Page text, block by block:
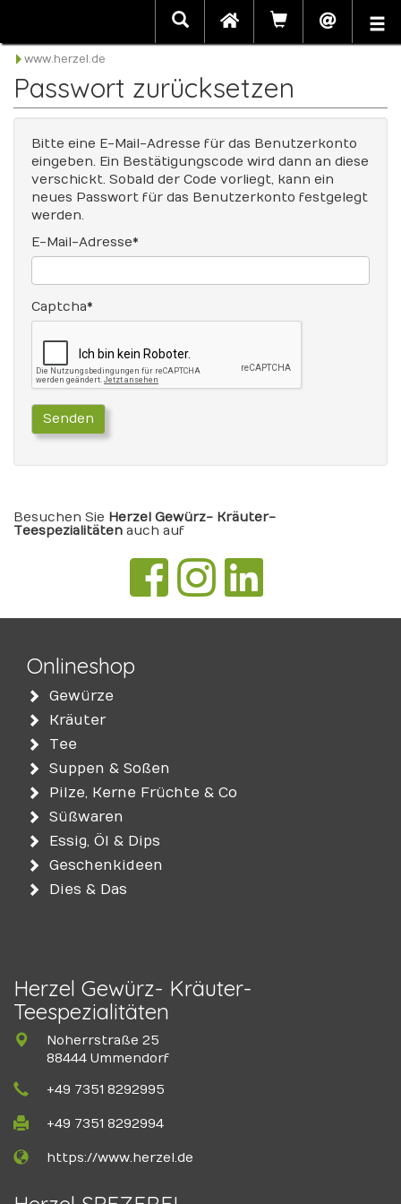
www.herzel.de
Passwort zurücksetzen
Bitte eine E-Mail-Adresse für das Benutzerkonto
eingeben. Ein Bestätigungscode wird dann an diese
verschickt. Sobald der Code vorliegt, kann ein
neues Passwort für das Benutzerkonto festgelegt
werden.
E-Mail-Adresse*
Captcha*
Senden
Besuchen Sie Herzel Gewürz- Kräuter-
Teespezialitäten auch auf
Onlineshop
Gewürze
Kräuter
Tee
Suppen & Soßen
Pilze, Kerne Früchte & Co
Süßwaren
Essig, Öl & Dips
Geschenkideen
Dies & Das
Herzel Gewürz- Kräuter-
Teespezialitäten
Noherrstraße 25
88444 Ummendorf
+49 7351 8292995
+49 7351 8292994
https://www.herzel.de